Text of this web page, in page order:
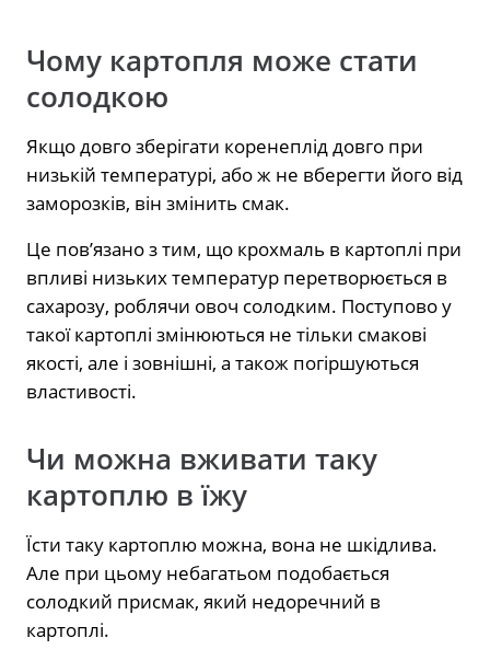
Чому картопля може стати
солодкою
Якщо довго зберігати коренеплід довго при
низькій температурі, або ж не вберегти його від
заморозків, він змінить смак.
Це пов’язано з тим, що крохмаль в картоплі при
впливі низьких температур перетворюється в
сахарозу, роблячи овоч солодким. Поступово у
такої картоплі змінюються не тільки смакові
якості, але і зовнішні, а також погіршуються
властивості.
Чи можна вживати таку
картоплю в їжу
Їсти таку картоплю можна, вона не шкідлива.
Але при цьому небагатьом подобається
солодкий присмак, який недоречний в
картоплі.